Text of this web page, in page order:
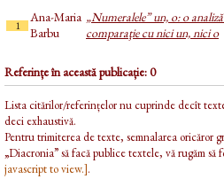
1
Ana-Maria
Barbu
„Numeralele” un, o: o
comparaţie cu nici un, nici o
Referințe în această publicație: 0
Lista citărilor/referințelor nu cuprinde decît
deci exhaustivă.
Pentru trimiterea de texte, semnalarea oricăror
„Diacronia” să facă publice textele, vă rugăm să
javascript to view.].